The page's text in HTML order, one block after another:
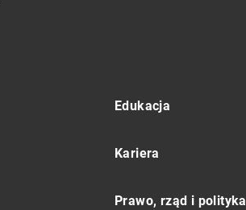
Edukacja
Kariera
Prawo, rząd i polityka